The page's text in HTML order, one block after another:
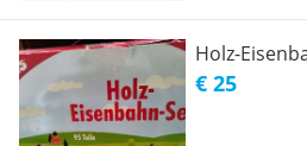
Holz-
€ 25